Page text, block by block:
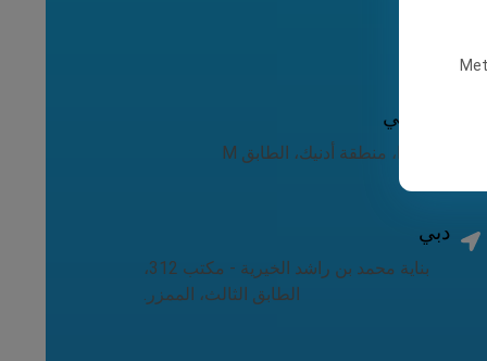
أبو ظبي
برج ليوا، منطقة أدنيك، الطابق M
دبي
بناية محمد بن راشد الخيرية - مكتب 312،
الطابق الثالث، الممزر.